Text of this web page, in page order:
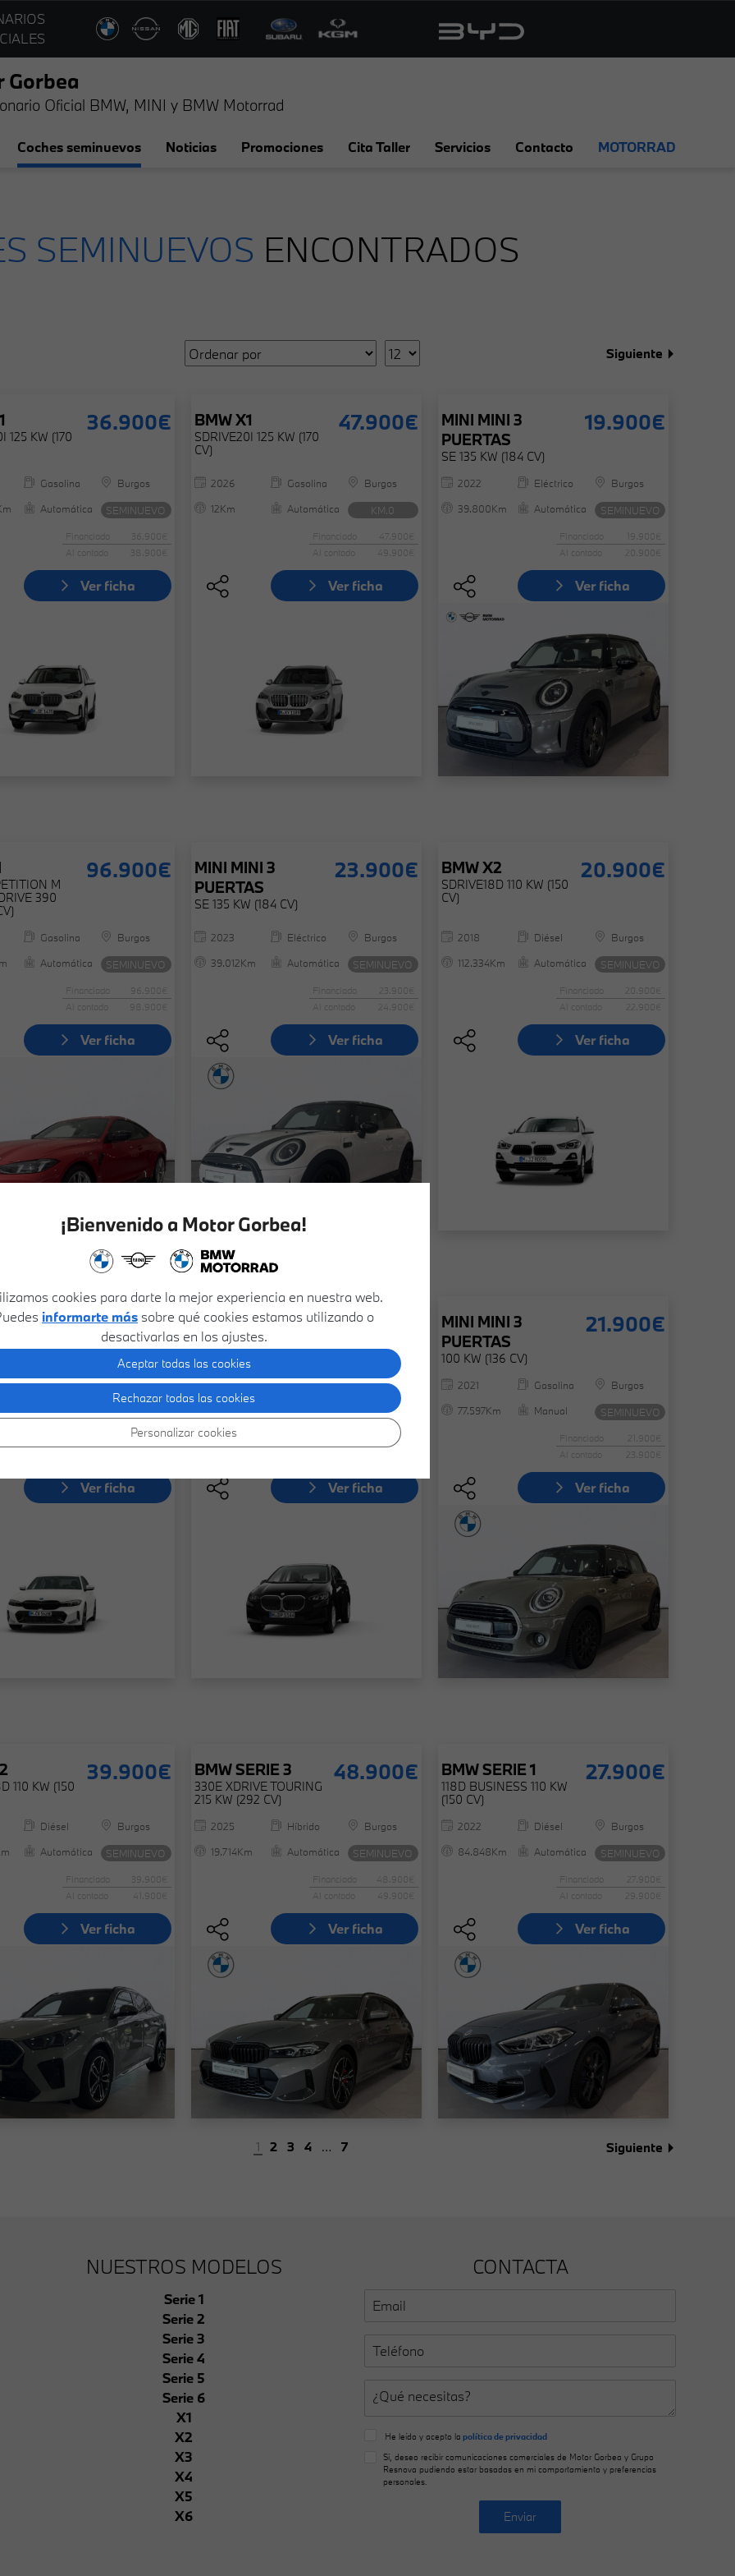
Gorbea
Oficial BMW, MINI y BMW Motorrad
Coches seminuevos Noticias Promociones Cita Taller Servicios Contacto MOTORRAD
SEMINUEVOS ENCONTRADOS
Siguiente
125 KW (170
36.900€
Gasolina
Burgos
Automática SEMINUEVO
Financiado
36.900€
Al contado
38.900€
Ver ficha
BMWX1
SDRIVE20I 125 KW (170
CV)
47.900€
2026 Gasolina
Burgos
12Km
Automática KM.0
Financiado
47.900€
Al contado
49.900€
Ver ficha
MINI MINI 3
PUERTAS
SE 135 KW (184 CV)
19.900€
2022 Eléctrico
Burgos
39.800Km
Automática SEMINUEVO
Financiado
19.900€
Al contado
20.900€
Ver ficha
M
390
96.900€
Gasolina
Burgos
Automática SEMINUEVO
Financiado
96.900€
Al contado
98.900€
Ver ficha
MINI MINI 3
PUERTAS
SE 135 KW (184 CV)
23.900€
2023 Eléctrico
Burgos
39.012Km
Automática SEMINUEVO
Financiado
23.900€
Al contado
24.900€
Ver ficha
BMWX2
SDRIVE18D 110 KW (150
CV)
20.900€
2018 Diésel
Burgos
112.334Km
Automática SEMINUEVO
Financiado
20.900€
Al contado
22.900€
Ver ficha
3 44.900€
Híbrido
Burgos
Automática SEMINUEVO
44.900€
Ver ficha
BMW SERIE 2
218D ACTIVE TOURER
110 KW (150 CV)
23.900€
2022 Diésel
Burgos
149.029Km
Automática SEMINUEVO
23.900€
Ver ficha
MINI MINI 3
PUERTAS
100 KW (136 CV)
21.900€
2021 Gasolina
Burgos
77.597Km
Manual SEMINUEVO
Financiado
21.900€
Al contado
23.900€
Ver ficha
110 KW (150
39.900€
Diésel
Burgos
Automática SEMINUEVO
Financiado
39.900€
Al contado
41.900€
Ver ficha
BMWSERIE 3
330E XDRIVE TOURING
215 KW (292 CV)
48.900€
2025 Híbrido
Burgos
19.714Km
Automática SEMINUEVO
Financiado
48.900€
Al contado
49.900€
Ver ficha
BMWSERIE 1
118D BUSINESS 110 KW
(150 CV)
27.900€
2022 Diésel
Burgos
84.848Km
Automática SEMINUEVO
Financiado
27.900€
Al contado
29.900€
Ver ficha
1 2 3 4 … 7 Siguiente
NUESTROS MODELOS
Serie 1
Serie 2
Serie 3
Serie 4
Serie 5
Serie 6
X1
X2
X3
X4
X5
X6
CONTACTA
He leído y acepto la política de privacidad
Sí, deseo recibir comunicaciones comerciales de Motor Gorbea y Grupo
Resnova pudiendo estar basadas en mi comportamiento y preferencias
personales.
Enviar
¡Bienvenido a Motor Gorbea!
cookies para darte la mejor experiencia en nuestra web.
informarte más sobre qué cookies estamos utilizando o
desactivarlas en los ajustes.
Aceptar todas las cookies
Rechazar todas las cookies
Personalizar cookies